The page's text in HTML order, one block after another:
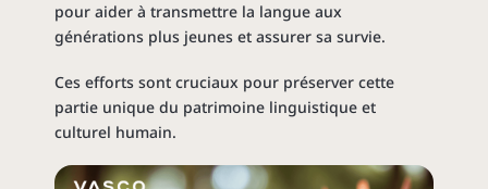
pour aider à transmettre la langue aux
générations plus jeunes et assurer sa survie.
Ces efforts sont cruciaux pour préserver cette
partie unique du patrimoine linguistique et
culturel humain.